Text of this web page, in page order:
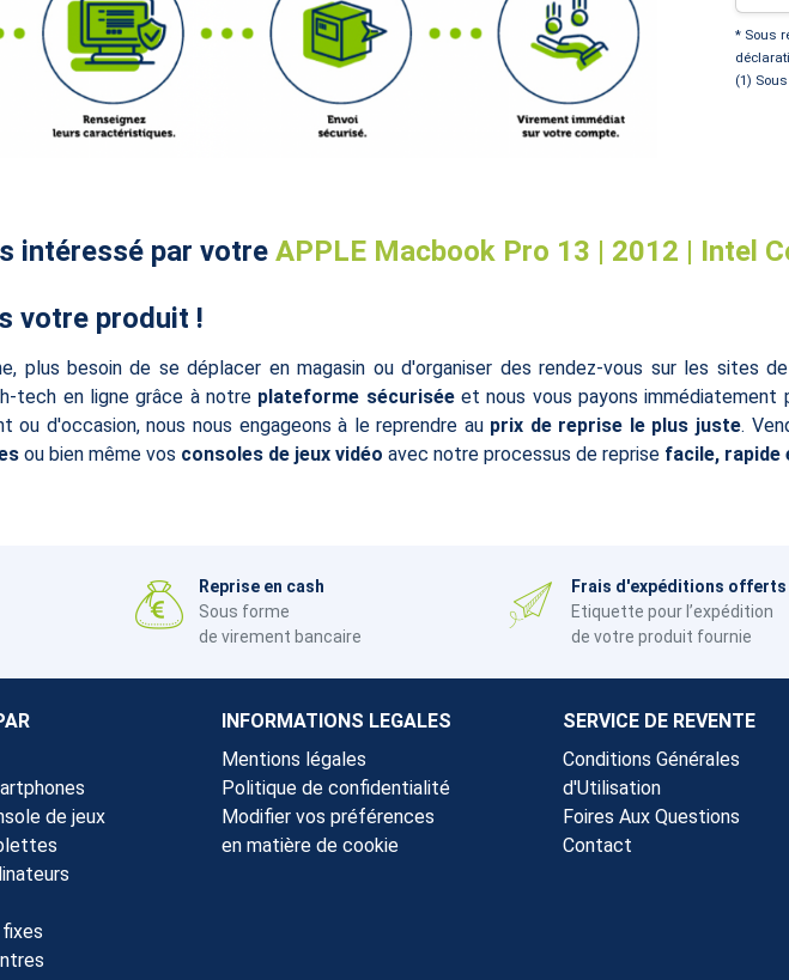
* Sous
(1)
intéressé par votre APPLE Macbook Pro 13 | 2012 | Intel
votre produit !
plus besoin de se déplacer en magasin ou d'organiser des rendez-vous sur les sites
tech en ligne grâce à notre plateforme sécuriséeet nous vous payons immédiatement
ou d'occasion, nous nous engageons à le reprendre au prix de reprise le plus juste.
ou bien même vos consoles de jeux vidéo avec notre processus de reprise facile, rapide
Reprise en cash
Sous forme
de virement bancaire
Frais d'expéditions offerts
Etiquette pour l’expédition
de votre produit fournie
de jeux
INFORMATIONS LEGALES
Mentions légales
Politique de confidentialité
Modifier vos préférences
en matière de cookie
SERVICE DE REVENTE
Conditions Générales
d'Utilisation
Foires Aux Questions
Contact